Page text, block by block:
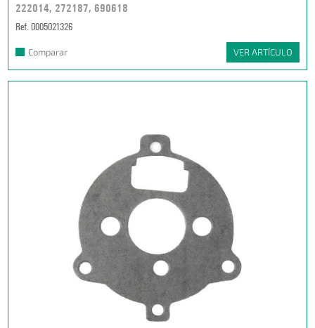
222014, 272187, 690618
Ref. 0005021326
Comparar VER ARTÍCULO